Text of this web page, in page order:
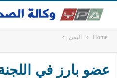
Home اليمن
عضو بارز في